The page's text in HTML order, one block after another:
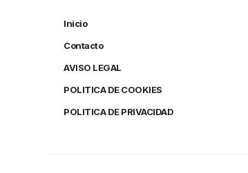
Inicio
Contacto
AVISO LEGAL
POLITICA DE COOKIES
POLITICA DE PRIVACIDAD